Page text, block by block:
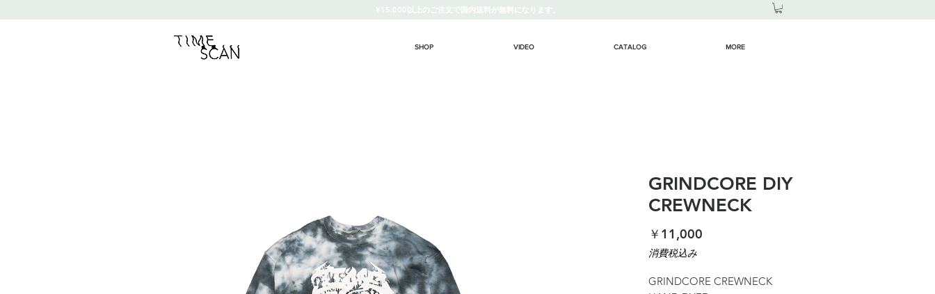
¥15,000以上のご注文で国内送料が無料になります。
SHOP VIDEO CATALOG MORE
GRINDCORE DIY
CREWNECK
￥11,000
消費税込み
GRINDCORE CREWNECK